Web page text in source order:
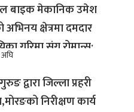
बाइक मेकानिक उमेश
अभिनय क्षेत्रमा दमदार
गरिमा संग रोमान्स:
।
द्वारा जिल्ला प्रहरी
निरीक्षण कार्य